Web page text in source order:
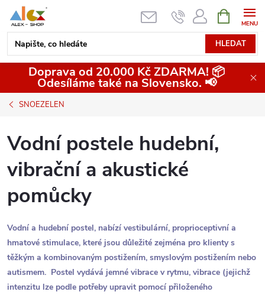
obsah
HLEDAT
NÁKUPNÍ
KOŠÍK
Doprava od 20.000 Kč ZDARMA! 📦
Odesíláme také na Slovensko. 📢
SNOEZELEN
Vodní postele hudební,
vibrační a akustické
pomůcky
Vodní a hudební postel, nabízí vestibulární, proprioceptivní a
hmatové stimulace, které jsou důležité zejména pro klienty s
těžkým a kombinovaným postižením, smyslovým postižením nebo
autismem. Postel vydává jemné vibrace v rytmu, vibrace (jejichž
intenzitu lze podle potřeby upravit pomocí přiloženého